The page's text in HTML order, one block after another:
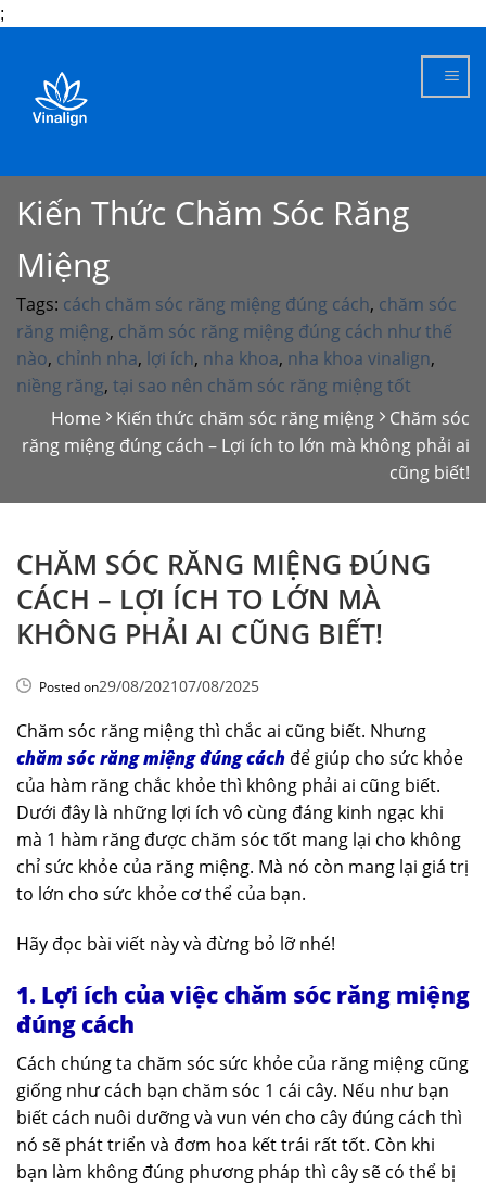
;
content
Kiến Thức Chăm Sóc Răng
Miệng
Tags: cách chăm sóc răng miệng đúng cách, chăm sóc
răng miệng, chăm sóc răng miệng đúng cách như thế
nào, chỉnh nha, lợi ích, nha khoa, nha khoa vinalign,
niềng răng, tại sao nên chăm sóc răng miệng tốt
Home
Kiến thức chăm sóc răng miệng
Chăm sóc
răng miệng đúng cách – Lợi ích to lớn mà không phải ai
cũng biết!
CHĂM SÓC RĂNG MIỆNG ĐÚNG
CÁCH – LỢI ÍCH TO LỚN MÀ
KHÔNG PHẢI AI CŨNG BIẾT!
Posted on29/08/202107/08/2025
Chăm sóc răng miệng thì chắc ai cũng biết. Nhưng
chăm sóc răng miệng đúng cách để giúp cho sức khỏe
của hàm răng chắc khỏe thì không phải ai cũng biết.
Dưới đây là những lợi ích vô cùng đáng kinh ngạc khi
mà 1 hàm răng được chăm sóc tốt mang lại cho không
chỉ sức khỏe của răng miệng. Mà nó còn mang lại giá trị
to lớn cho sức khỏe cơ thể của bạn.
Hãy đọc bài viết này và đừng bỏ lỡ nhé!
1. Lợi ích của việc chăm sóc răng miệng
đúng cách
Cách chúng ta chăm sóc sức khỏe của răng miệng cũng
giống như cách bạn chăm sóc 1 cái cây. Nếu như bạn
biết cách nuôi dưỡng và vun vén cho cây đúng cách thì
nó sẽ phát triển và đơm hoa kết trái rất tốt. Còn khi
bạn làm không đúng phương pháp thì cây sẽ có thể bị